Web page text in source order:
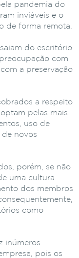
pandemia do
inviáveis e o
de forma remota.
do escritório
com
a preservação
a respeito
pelas mais
uso de
de novos
porém, se não
uma cultura
dos membros
como
inúmeros
pois os